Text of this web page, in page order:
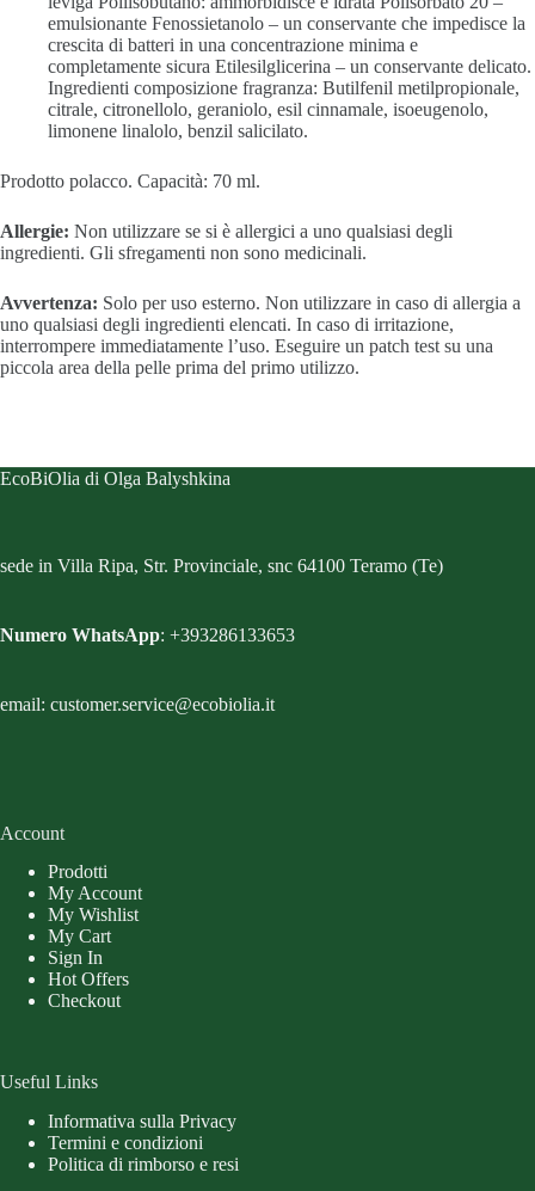
emulsionante Fenossietanolo – un conservante che impedisce la
crescita di batteri in una concentrazione minima e
completamente sicura Etilesilglicerina – un conservante delicato.
Ingredienti composizione fragranza: Butilfenil metilpropionale,
citrale, citronellolo, geraniolo, esil cinnamale, isoeugenolo,
limonene linalolo, benzil salicilato.
Prodotto polacco. Capacità: 70 ml.
Allergie: Non utilizzare se si è allergici a uno qualsiasi degli
ingredienti. Gli sfregamenti non sono medicinali.
Avvertenza: Solo per uso esterno. Non utilizzare in caso di allergia a
uno qualsiasi degli ingredienti elencati. In caso di irritazione,
interrompere immediatamente l’uso. Eseguire un patch test su una
piccola area della pelle prima del primo utilizzo.
EcoBiOlia di Olga Balyshkina
sede in Villa Ripa, Str. Provinciale, snc 64100 Teramo (Te)
Numero WhatsApp: +393286133653
email: customer.service@ecobiolia.it
Account
Prodotti
My Account
My Wishlist
My Cart
Sign In
Hot Offers
Checkout
Useful Links
Informativa sulla Privacy
Termini e condizioni
Politica di rimborso e resi